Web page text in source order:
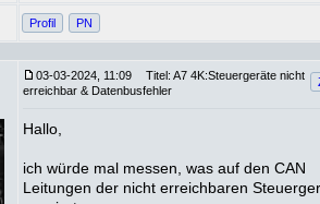
Profil PN
03-03-2024, 11:09
Titel: A7 4K:Steuergeräte nicht
erreichbar & Datenbusfehler
Hallo,
ich würde mal messen, was auf den CAN
Leitungen der nicht erreichbaren